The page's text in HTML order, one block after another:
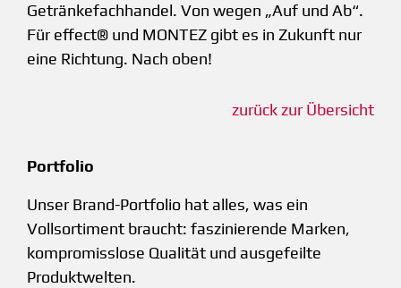
Getränkefachhandel. Von wegen „Auf und Ab“.
Für effect® und MONTEZ gibt es in Zukunft nur
eine Richtung. Nach oben!
zurück zur Übersicht
Portfolio
Unser Brand-Portfolio hat alles, was ein
Vollsortiment braucht: faszinierende Marken,
kompromisslose Qualität und ausgefeilte
Produktwelten.